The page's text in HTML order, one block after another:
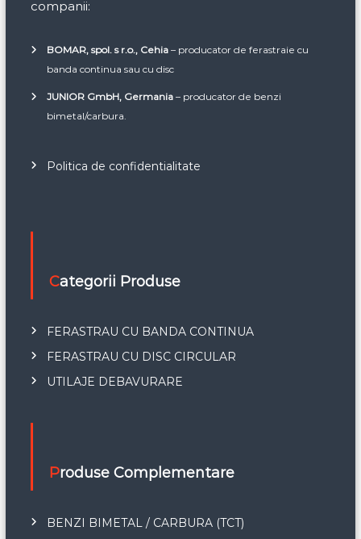
companii:
BOMAR, spol. s r.o., Cehia– producator de ferastraie cu
banda continua sau cu disc
JUNIOR GmbH, Germania– producator de benzi
bimetal/carbura.
Politica de confidentialitate
Categorii Produse
FERASTRAU CU BANDA CONTINUA
FERASTRAU CU DISC CIRCULAR
UTILAJE DEBAVURARE
Produse Complementare
BENZI BIMETAL / CARBURA (TCT)